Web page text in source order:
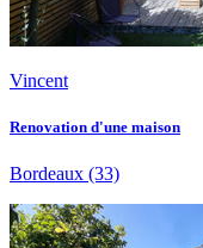
Vincent
Renovation d'une maison
Bordeaux (33)